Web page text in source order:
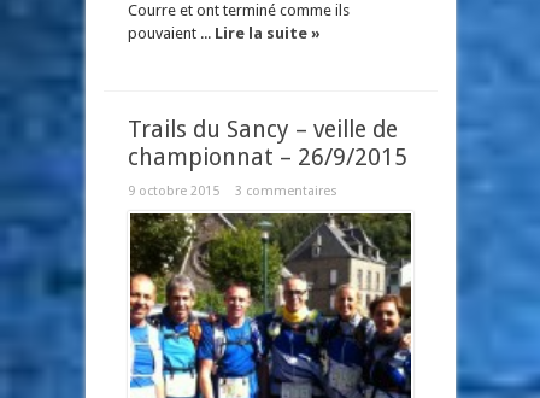
Courre et ont terminé comme ils
pouvaient ... Lire la suite »
Trails du Sancy – veille de
championnat – 26/9/2015
9 octobre 2015 3 commentaires